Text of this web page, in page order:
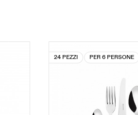
24 PEZZI PER 6 PERSONE